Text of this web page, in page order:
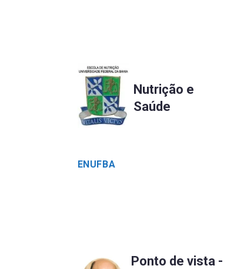
ENUFBA
Nutrição e
Saúde
Ponto de vista -